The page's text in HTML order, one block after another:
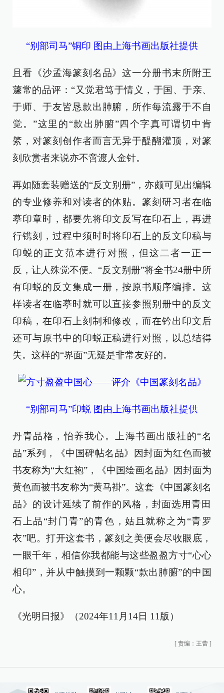
“别部司马”铜印 图由上海书画出版社提供
且看《沙孟海篆刻名品》这一分册书末所附王
蘧常的品评：“又觉君笃于情义，于国、于亲、
于师、于友皆恳款出肺腑，所作每流露于不自
觉。”这里的“款出肺腑”四个字真可谓切中肯
綮，对篆刻创作者而言无异于醍醐灌顶，对篆
刻欣赏者来说亦不啻渡人金针。
再如随套装赠送的“反文别册”，亦颇可见出编辑
的专业修养和对读者的体贴。篆刻研习者在临
摹印章时，都要先将印文反写在印石上，再进
行镌刻，过程中须时时将印石上的反文印稿与
印蜕的正文范本进行对照，但这二者一正一
反，让人殊觉不便。“反文别册”将全书24册中所
有印蜕的反文集成一册，按原书顺序编排。这
样读者在临摹时就可以直接参照别册中的反文
印稿，在印石上刻制和修改，而在钤出印文后
还可与原书中的印蜕正稿进行对照，以总结得
失。这样的“界面”无疑是非常友好的。
“别部司马”印蜕 图由上海书画出版社提供
丹青品格，怡养我心。上海书画出版社的“名
品”系列，《中国碑帖名品》因封面为红色而被
书友称为“大红袍”，《中国绘画名品》因封面为
黄色而被书友称为“黄马褂”。这套《中国篆刻名
品》的‍设计延续了前作的风格，封面选用青田
石上品“封门青”的青色，姑且就称之为“青罗
衣”吧。打开这套书，篆刻之美便会尽收眼底，
一眼千年，相信你我都能与这些盈盈方寸“心心
相印”，并从中触摸到一颗颗“款出肺腑”的中国
心。
《光明日报》（2024年11月14日 11版）
[ 责编：王蕾 ]